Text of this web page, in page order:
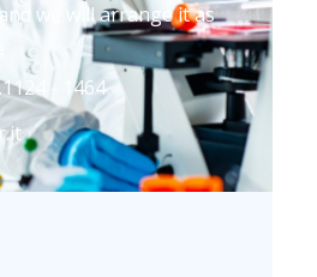
we will arrange it as
- 1464